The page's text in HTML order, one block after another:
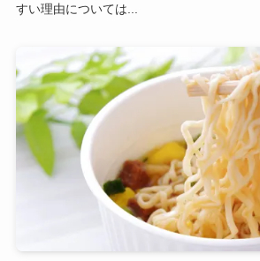
すい理由については...